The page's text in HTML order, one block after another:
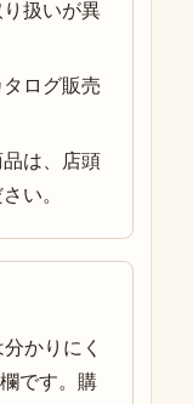
扱いが異
ログ販売
は、店頭
い。
かりにく
です。購